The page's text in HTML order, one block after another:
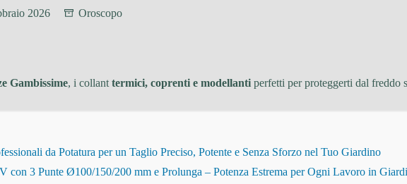
2026 Oroscopo
Gambissime, i collant termici, coprenti e modellanti perfetti per proteggerti dal freddo
da Potatura per un Taglio Preciso, Potente e Senza Sforzo nel Tuo Giardino
3 Punte Ø100/150/200 mm e Prolunga – Potenza Estrema per Ogni Lavoro in